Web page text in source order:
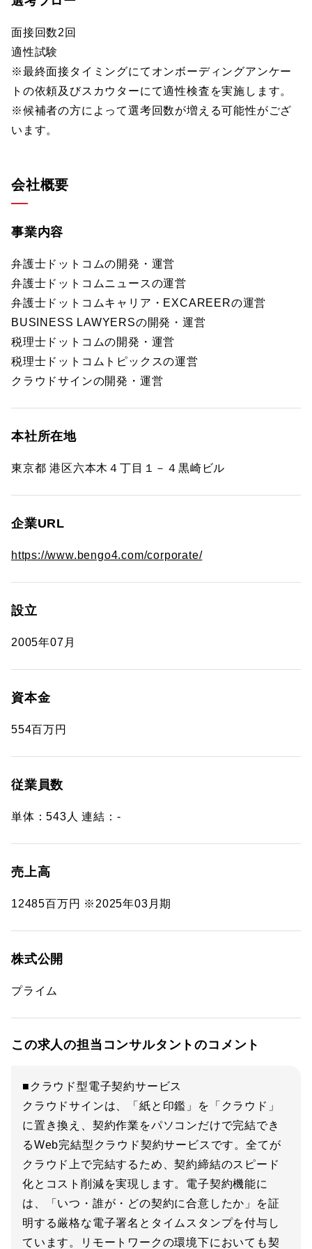
面接回数2回
適性試験
※最終面接タイミングにてオンボーディングアンケー
トの依頼及びスカウターにて適性検査を実施します。
※候補者の方によって選考回数が増える可能性がござ
います。
会社概要
事業内容
弁護士ドットコムの開発・運営
弁護士ドットコムニュースの運営
弁護士ドットコムキャリア・EXCAREERの運営
BUSINESS LAWYERSの開発・運営
税理士ドットコムの開発・運営
税理士ドットコムトピックスの運営
クラウドサインの開発・運営
本社所在地
東京都 港区六本木４丁目１－４黒崎ビル
企業URL
https://www.bengo4.com/corporate/
設立
2005年07月
資本金
554百万円
従業員数
単体：543人 連結：-
売上高
12485百万円 ※2025年03月期
株式公開
プライム
この求人の担当コンサルタントのコメント
■クラウド型電子契約サービス
クラウドサインは、「紙と印鑑」を「クラウド」
に置き換え、契約作業をパソコンだけで完結でき
るWeb完結型クラウド契約サービスです。全てが
クラウド上で完結するため、契約締結のスピード
化とコスト削減を実現します。電子契約機能に
は、「いつ・誰が・どの契約に合意したか」を証
明する厳格な電子署名とタイムスタンプを付与し
ています。リモートワークの環境下においても契